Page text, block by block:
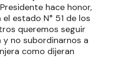
hace honor,
estado N° 51 de los
queremos seguir
no subordinarnos a
como dijeran